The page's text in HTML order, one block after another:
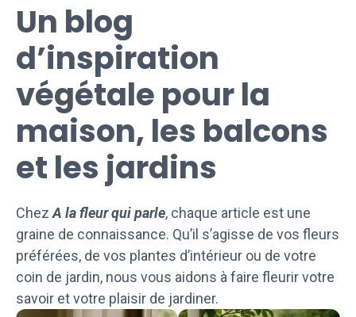
Un blog
d’inspiration
végétale pour la
maison, les balcons
et les jardins
ChezA la fleur qui parle, chaque article est une
graine de connaissance. Qu’il s’agisse de vos fleurs
préférées, de vos plantes d’intérieur ou de votre
coin de jardin, nous vous aidons à faire fleurir votre
savoir et votre plaisir de jardiner.